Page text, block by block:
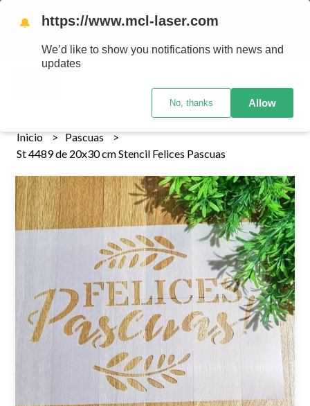
Tenemos envios a todo el pais!........ Los envios Por MENOR se
realizan 48 hs habiles porteriores al pago , los pedidos por
MAYOR se envian 7 dias posteriores al pago del pedido
Inicio
Pascuas
St 4489 de 20x30 cm Stencil Felices Pascuas
🔔 https://www.mcl-laser.com
We’d like to show you notifications with news and
updates
No, thanks Allow